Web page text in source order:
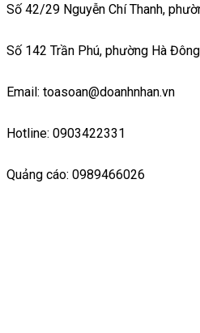
Số 42/29 Nguyễn Chí Thanh,
Số 142 Trần Phú, phường Hà
Email: toasoan@doanhnhan.vn
Hotline: 0903422331
Quảng cáo: 0989466026